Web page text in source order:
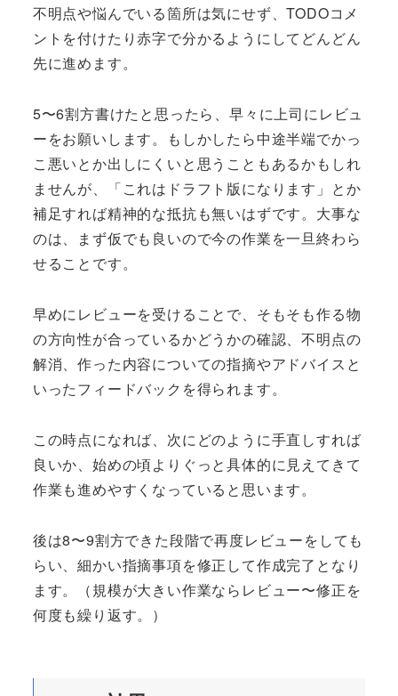
不明点や悩んでいる箇所は気にせず、TODOコメ
ントを付けたり赤字で分かるようにしてどんどん
先に進めます。
5〜6割方書けたと思ったら、早々に上司にレビュ
ーをお願いします。もしかしたら中途半端でかっ
こ悪いとか出しにくいと思うこともあるかもしれ
ませんが、「これはドラフト版になります」とか
補足すれば精神的な抵抗も無いはずです。大事な
のは、まず仮でも良いので今の作業を一旦終わら
せることです。
早めにレビューを受けることで、そもそも作る物
の方向性が合っているかどうかの確認、不明点の
解消、作った内容についての指摘やアドバイスと
いったフィードバックを得られます。
この時点になれば、次にどのように手直しすれば
良いか、始めの頃よりぐっと具体的に見えてきて
作業も進めやすくなっていると思います。
後は8〜9割方できた段階で再度レビューをしても
らい、細かい指摘事項を修正して作成完了となり
ます。（規模が大きい作業ならレビュー〜修正を
何度も繰り返す。）